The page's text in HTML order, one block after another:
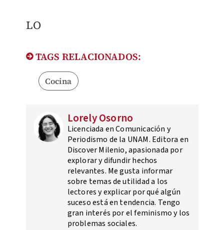
LO
TAGS RELACIONADOS:
Cocina
Lorely Osorno
Licenciada en Comunicación y
Periodismo de la UNAM. Editora en
Discover Milenio, apasionada por
explorar y difundir hechos
relevantes. Me gusta informar
sobre temas de utilidad a los
lectores y explicar por qué algún
suceso está en tendencia. Tengo
gran interés por el feminismo y los
problemas sociales.